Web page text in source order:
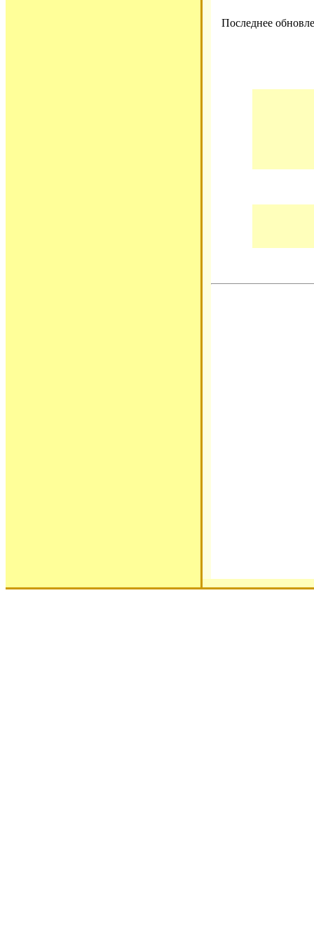
Последнее